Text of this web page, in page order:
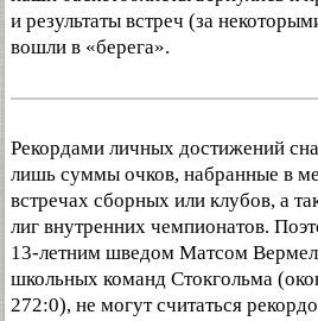
и результаты встреч (за
вошли в «берега».
Рекордами личных достижений
лишь суммы очков, набранные в
встречах сборных или клубов, а
лиг внутренних чемпионатов.
13-летним шведом Матсом
школьных команд Стокгольма
272:0), не могут считаться